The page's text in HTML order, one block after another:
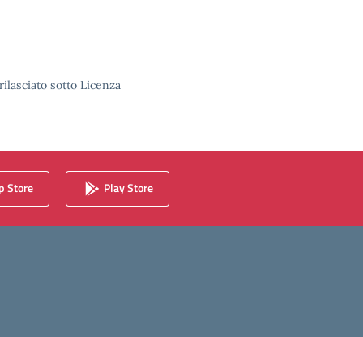
sotto Licenza
Store Play Store